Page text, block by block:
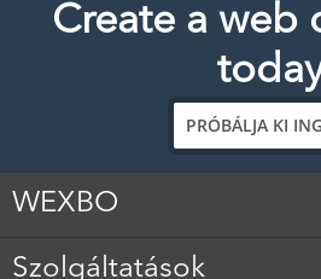
Create a web
PRÓBÁLJA KI
WEXBO
Szolgáltatások